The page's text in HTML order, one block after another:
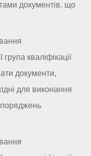
документів, що
кваліфікації
документи,
для виконання